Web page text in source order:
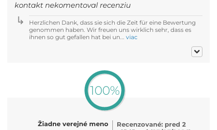
kontakt nekomentoval recenziu
Herzlichen Dank, dass sie sich die Zeit für eine Bewertung
genommen haben. Wir freuen uns wirklich sehr, dass es
ihnen so gut gefallen hat bei un... viac
100%
Žiadne verejné meno
Recenzované: pred 2